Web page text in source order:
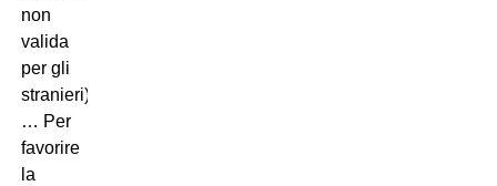
non
valida
per gli
stranieri)
… Per
favorire
la